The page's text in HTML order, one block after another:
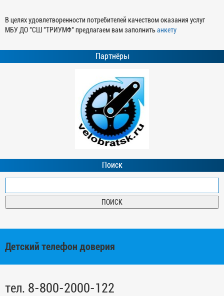
В целях удовлетворенности потребителей качеством оказания услуг
МБУ ДО "СШ "ТРИУМФ" предлагаем вам заполнитьанкету
Партнёры
Поиск
Детский телефон доверия
тел. 8-800-2000-122